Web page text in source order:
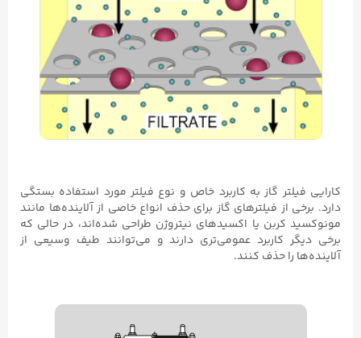
کارایی فیلتر گاز به کاربرد خاص و نوع فیلتر مورد استفاده بستگی
دارد. برخی از فیلترهای گاز برای حذف انواع خاصی از آلاینده‌ها مانند
مونوکسید کربن یا اکسیدهای نیتروژن طراحی شده‌اند، در حالی که
برخی دیگر کاربرد عمومی‌تری دارند و می‌توانند طیف وسیعی از
آلاینده‌ها را حذف کنند.